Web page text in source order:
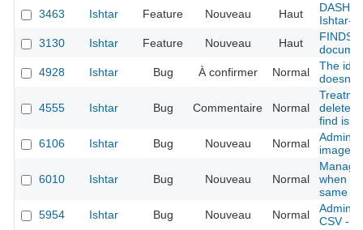
3463
Ishtar Feature Nouveau Haut
Ishtar-
3130
Ishtar Feature Nouveau Haut
FINDS
4928
Ishtar Bug À confirmer Normal
The id
doesn't
4555 Ishtar Bug Commentaire Normal
deleted
find is
6106
Ishtar Bug Nouveau Normal
image
6010 Ishtar Bug Nouveau Normal
when
same
5954
Ishtar Bug Nouveau Normal
Admin -
CSV -